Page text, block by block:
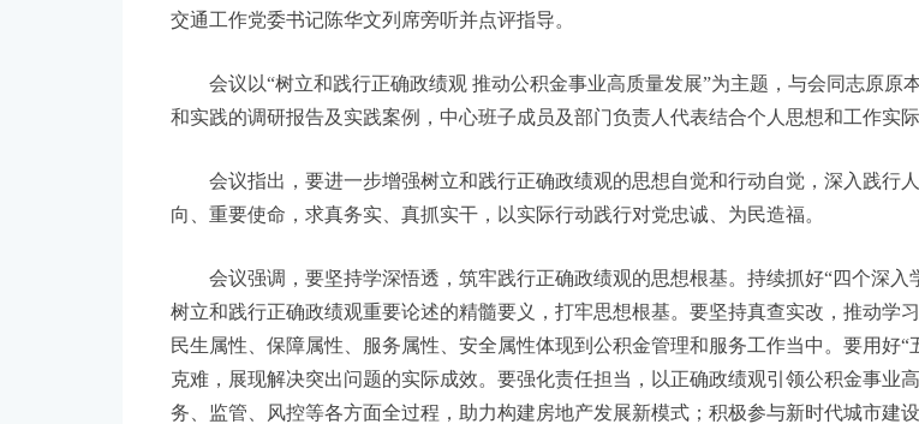
交通工作党委书记陈华文列席旁听并点评指导。
会议以“树立和践行正确政绩观 推动公积金事业高质量发展”为主题，与会同志原原
和实践的调研报告及实践案例，中心班子成员及部门负责人代表结合个人思想和工作实际
会议指出，要进一步增强树立和践行正确政绩观的思想自觉和行动自觉，深入践行
向、重要使命，求真务实、真抓实干，以实际行动践行对党忠诚、为民造福。
会议强调，要坚持学深悟透，筑牢践行正确政绩观的思想根基。持续抓好“四个深入
树立和践行正确政绩观重要论述的精髓要义，打牢思想根基。要坚持真查实改，推动学
民生属性、保障属性、服务属性、安全属性体现到公积金管理和服务工作当中。要用好
克难，展现解决突出问题的实际成效。要强化责任担当，以正确政绩观引领公积金事业
务、监管、风控等各方面全过程，助力构建房地产发展新模式；积极参与新时代城市建